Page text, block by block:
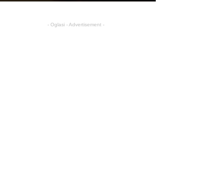
- Oglasi - Advertisement -